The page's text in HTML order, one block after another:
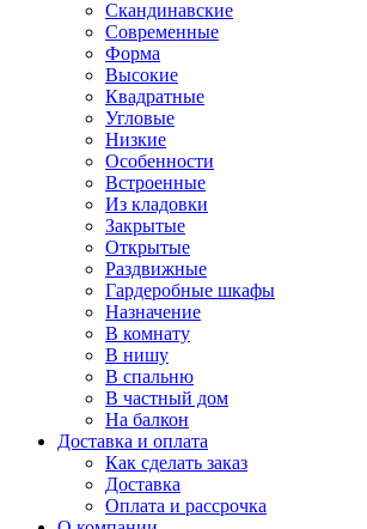
Скандинавские
Современные
Форма
Высокие
Квадратные
Угловые
Низкие
Особенности
Встроенные
Из кладовки
Закрытые
Открытые
Раздвижные
Гардеробные шкафы
Назначение
В комнату
В нишу
В спальню
В частный дом
На балкон
Доставка и оплата
Как сделать заказ
Доставка
Оплата и рассрочка